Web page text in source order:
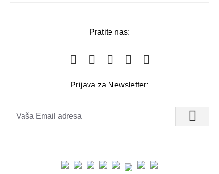
Pratite nas:
Prijava za Newsletter: